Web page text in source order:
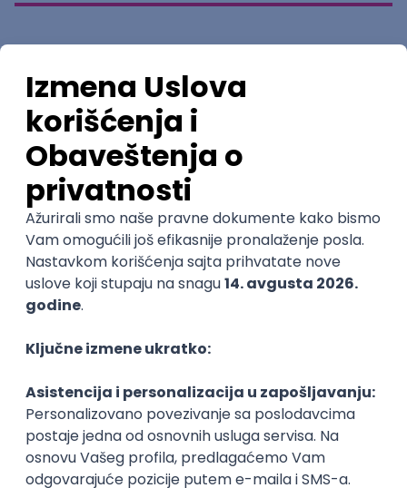
Ocene
Prosečna ocena fakulteta
4.3
(1 ocena)
Nastavni kadar
Stečeno znanje
Karijerne mogućnosti